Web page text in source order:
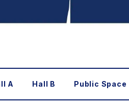
A Hall B Public Space